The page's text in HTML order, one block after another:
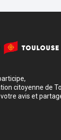
citoyenne de
avis et